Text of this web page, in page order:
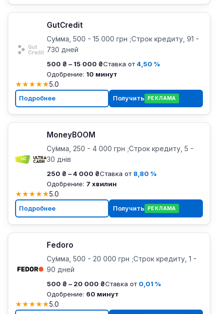
GutCredit
Су́мма, 500 - 15 000 грн ;Строк кредиту, 91 -
730 дней
500 ₴ – 15 000 ₴Ставка от4,50 %
Одобрение: 10 минут
★★★★★5.0
Подробнее Получить РЕКЛАМА
MoneyBOOM
Су́мма, 250 - 4 000 грн ;Строк кредиту, 5 -
30 днів
250 ₴ – 4 000 ₴Ставка от 8,80 %
Одобрение: 7 хвилин
★★★★★5.0
Подробнее Получить РЕКЛАМА
Fedoro
Су́мма, 500 - 20 000 грн ;Строк кредиту, 1 -
90 дней
500 ₴ – 20 000 ₴Ставка от 0,01 %
Одобрение: 60 минут
★★★★★5.0